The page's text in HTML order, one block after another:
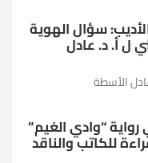
سؤال الهوية
ل أ. د. عادل
الأسطة
“وادي الغيم”
للكاتب والناقد